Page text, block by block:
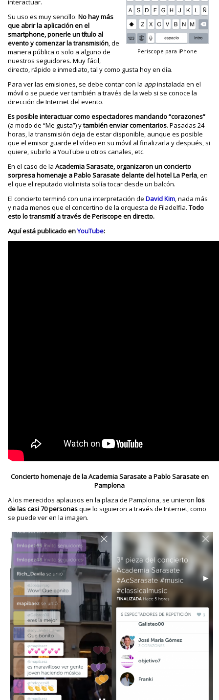
Periscope para iPhone
Su uso es muy sencillo:No hay más
que abrir la aplicación en el
smartphone, ponerle un título al
evento y comenzar la transmisión , de
manera pública o solo a alguno de
nuestros seguidores. Muy fácil,
directo, rápido e inmediato, tal y como gusta hoy en día.
Para ver las emisiones, se debe contar con la appinstalada en el
móvil o se puede ver también a través de la web si se conoce la
dirección de Internet del evento.
Es posible interactuar como espectadores mandando “corazones”
(a modo de “Me gusta”) ytambién enviar comentarios. Pasadas 24
horas, la transmisión deja de estar disponible, aunque es posible
que el emisor guarde el vídeo en su móvil al finalizarla y después, si
quiere, subirlo a YouTube u otros canales, etc.
En el caso de laAcademia Sarasate, organizaron un concierto
sorpresa homenaje a Pablo Sarasate delante del hotel La Perla , en
el que el reputado violinista solía tocar desde un balcón.
El concierto terminó con una interpretación deDavid Kim , nada más
y nada menos que el concertino de la orquesta de Filadelfia.Todo
esto lo transmití a través de Periscope en directo.
Aquí está publicado enYouTube:
Concierto homenaje de la Academia Sarasate a Pablo Sarasate en
Pamplona
A los merecidos aplausos en la plaza de Pamplona, se unieronlos
de las casi 70 personasque lo siguieron a través de Internet, como
se puede ver en la imagen.